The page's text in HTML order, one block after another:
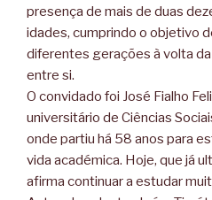
presença de mais de duas
idades, cumprindo o objetivo
diferentes gerações à volta
entre si.
O convidado foi José Fialho
universitário de Ciências
onde partiu há 58 anos para
vida académica. Hoje, que já
afirma continuar a estudar